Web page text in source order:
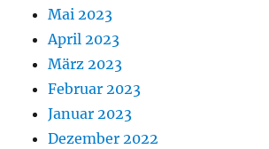
Mai 2023
April 2023
März 2023
Februar 2023
Januar 2023
Dezember 2022